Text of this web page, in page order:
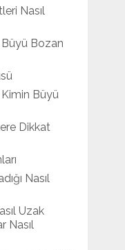
Nasıl
Bozan
Büyü
Dikkat
Nasıl
Uzak
Nasıl